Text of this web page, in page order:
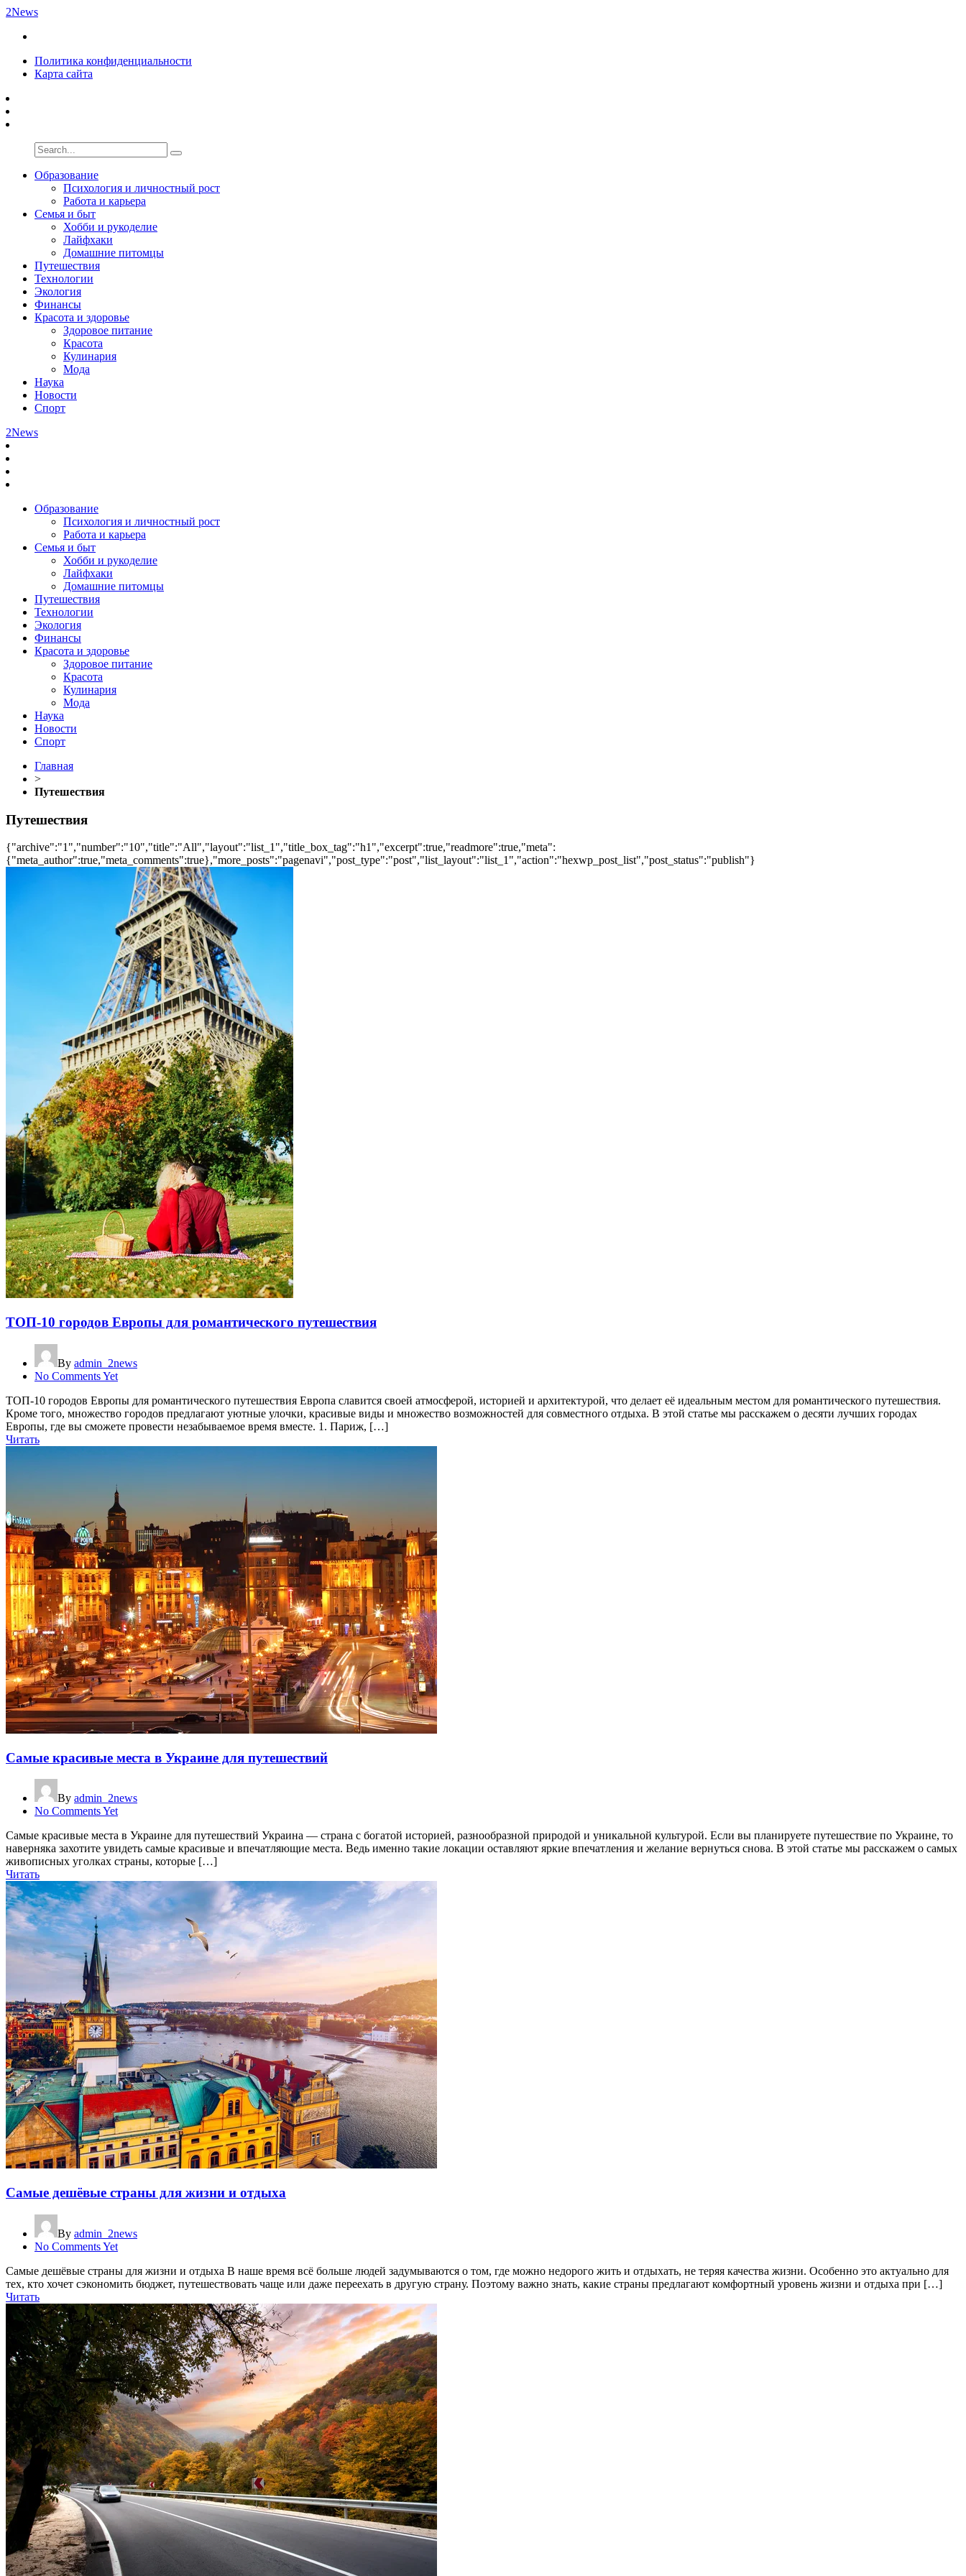
2News
Политика конфиденциальности
Карта сайта
Образование
Психология и личностный рост
Работа и карьера
Семья и быт
Хобби и рукоделие
Лайфхаки
Домашние питомцы
Путешествия
Технологии
Экология
Финансы
Красота и здоровье
Здоровое питание
Красота
Кулинария
Мода
Наука
Новости
Спорт
2News
Образование
Психология и личностный рост
Работа и карьера
Семья и быт
Хобби и рукоделие
Лайфхаки
Домашние питомцы
Путешествия
Технологии
Экология
Финансы
Красота и здоровье
Здоровое питание
Красота
Кулинария
Мода
Наука
Новости
Спорт
Главная
>
Путешествия
Путешествия
{"archive":"1","number":"10","title":"All","layout":"list_1","title_box_tag":"h1","excerpt":true,"readmore":true,"meta":
{"meta_author":true,"meta_comments":true},"more_posts":"pagenavi","post_type":"post","list_layout":"list_1","action":"hexwp_post_list","post_status":"publish"}
ТОП-10 городов Европы для романтического путешествия
By admin_2news
No Comments Yet
ТОП-10 городов Европы для романтического путешествия Европа славится своей атмосферой, историей и архитектурой, что делает её идеальным местом для романтического путешествия.
Кроме того, множество городов предлагают уютные улочки, красивые виды и множество возможностей для совместного отдыха. В этой статье мы расскажем о десяти лучших городах
Европы, где вы сможете провести незабываемое время вместе. 1. Париж, […]
Читать
Самые красивые места в Украине для путешествий
By admin_2news
No Comments Yet
Самые красивые места в Украине для путешествий Украина — страна с богатой историей, разнообразной природой и уникальной культурой. Если вы планируете путешествие по Украине, то
наверняка захотите увидеть самые красивые и впечатляющие места. Ведь именно такие локации оставляют яркие впечатления и желание вернуться снова. В этой статье мы расскажем о самых
живописных уголках страны, которые […]
Читать
Самые дешёвые страны для жизни и отдыха
By admin_2news
No Comments Yet
Самые дешёвые страны для жизни и отдыха В наше время всё больше людей задумываются о том, где можно недорого жить и отдыхать, не теряя качества жизни. Особенно это актуально для
тех, кто хочет сэкономить бюджет, путешествовать чаще или даже переехать в другую страну. Поэтому важно знать, какие страны предлагают комфортный уровень жизни и отдыха при […]
Читать